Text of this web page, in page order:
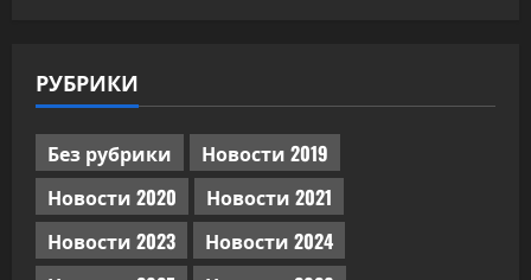
РУБРИКИ
Без рубрики
Новости 2019
Новости 2020
Новости 2021
Новости 2023
Новости 2024